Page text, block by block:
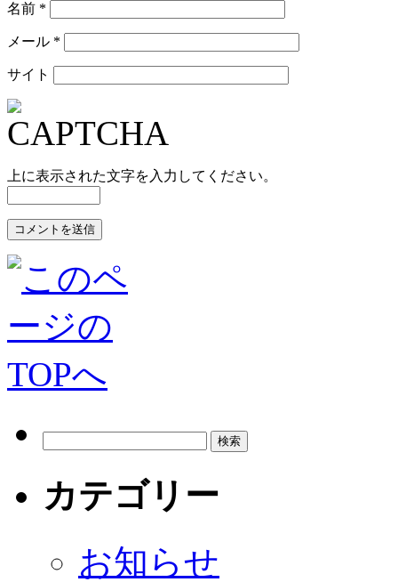
名前 *
メール *
サイト
上に表示された文字を入力してください。
カテゴリー
お知らせ